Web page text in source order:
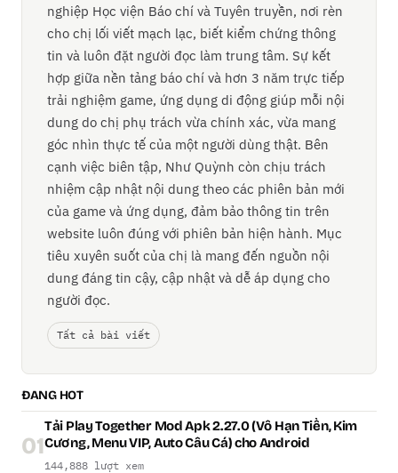
nghiệp Học viện Báo chí và Tuyên truyền, nơi rèn
cho chị lối viết mạch lạc, biết kiểm chứng thông
tin và luôn đặt người đọc làm trung tâm. Sự kết
hợp giữa nền tảng báo chí và hơn 3 năm trực tiếp
trải nghiệm game, ứng dụng di động giúp mỗi nội
dung do chị phụ trách vừa chính xác, vừa mang
góc nhìn thực tế của một người dùng thật. Bên
cạnh việc biên tập, Như Quỳnh còn chịu trách
nhiệm cập nhật nội dung theo các phiên bản mới
của game và ứng dụng, đảm bảo thông tin trên
website luôn đúng với phiên bản hiện hành. Mục
tiêu xuyên suốt của chị là mang đến nguồn nội
dung đáng tin cậy, cập nhật và dễ áp dụng cho
người đọc.
Tất cả bài viết
ĐANG HOT
01
Tải Play Together Mod Apk 2.27.0 (Vô Hạn Tiền, Kim
Cương, Menu VIP, Auto Câu Cá) cho Android
144,888 lượt xem